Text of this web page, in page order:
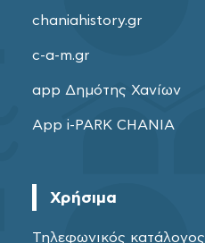
chaniahistory.gr
c-a-m.gr
app Δημότης Χανίων
App i-PARK CHANIA
Χρήσιμα
Τηλεφωνικός κατάλογος